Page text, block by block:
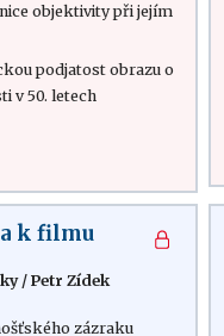
objektivity při jejím
podjatost obrazu o
v 50. letech
k filmu
/Petr Zídek
zázraku